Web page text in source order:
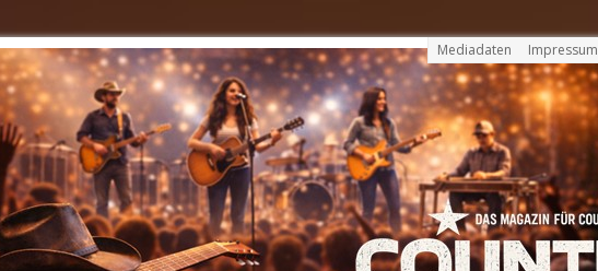
Mediadaten Impressum